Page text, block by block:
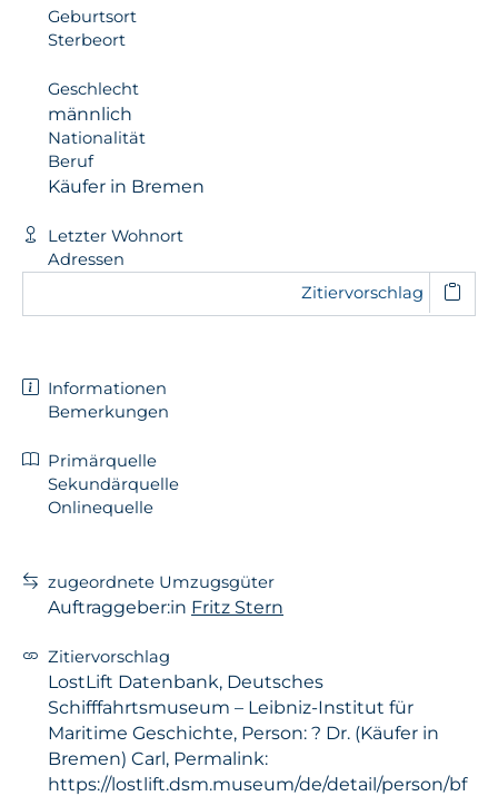
Geburtsort
Sterbeort
Geschlecht
männlich
Nationalität
Beruf
Käufer in Bremen
Letzter Wohnort
Adressen
Zitiervorschlag
Informationen
Bemerkungen
Primärquelle
Sekundärquelle
Onlinequelle
zugeordnete Umzugsgüter
Auftraggeber:in Fritz Stern
Zitiervorschlag
LostLift Datenbank, Deutsches
Schifffahrtsmuseum – Leibniz-Institut für
Maritime Geschichte, Person: ? Dr. (Käufer in
Bremen) Carl, Permalink:
https://lostlift.dsm.museum/de/detail/person/bf